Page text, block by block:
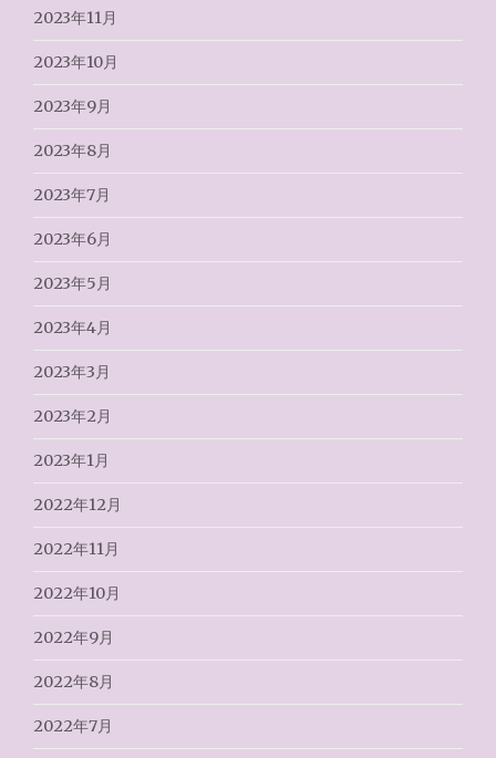
2023年11月
2023年10月
2023年9月
2023年8月
2023年7月
2023年6月
2023年5月
2023年4月
2023年3月
2023年2月
2023年1月
2022年12月
2022年11月
2022年10月
2022年9月
2022年8月
2022年7月